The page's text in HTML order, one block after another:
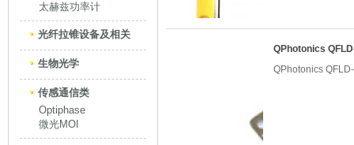
太赫兹功率计
光纤拉锥设备及相关
生物光学
传感通信类
Optiphase
微光MOI
QPhotonics
QPhotonics